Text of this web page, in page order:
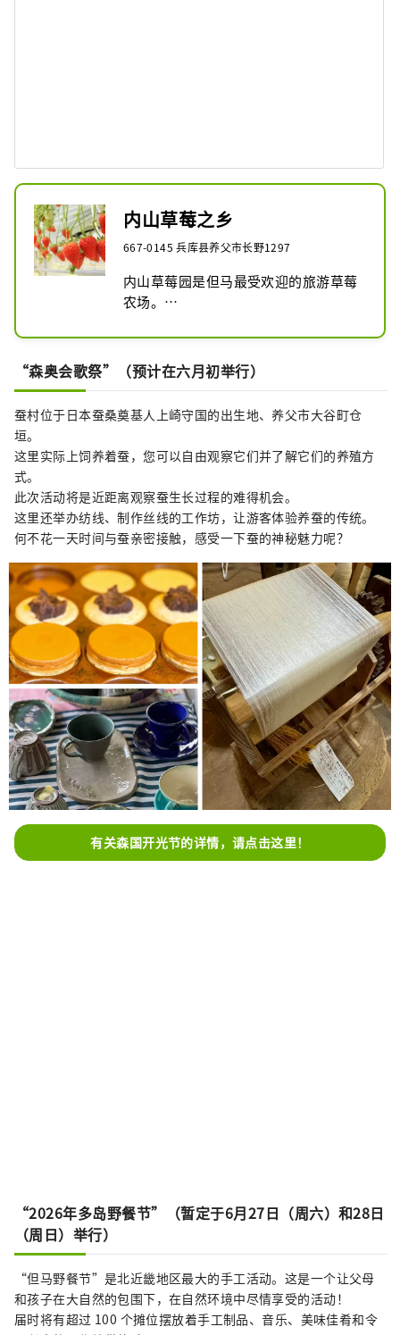
内山草莓之乡
667-0145 兵库县养父市长野1297
内山草莓园是但马最受欢迎的旅游草莓
农场。
的环境中舒适地享受采摘草莓的乐趣！
所栽培的草莓为“章姬”品种，味道甜
美多汁，被称为“草莓之王”。
椅使用者通行。
与您心爱的狗狗一起享受这个体验！
[体验菜单] 草莓采摘体验（附炼乳、40
分钟畅吃） ※需预约
“森奥会歌祭”（预计在六月初举行）
蚕村位于日本蚕桑奠基人上崎守国的出生地、养父市大谷町仓
垣。
这里实际上饲养着蚕，您可以自由观察它们并了解它们的养殖方
式。
此次活动将是近距离观察蚕生长过程的难得机会。
这里还举办纺线、制作丝线的工作坊，让游客体验养蚕的传统。
何不花一天时间与蚕亲密接触，感受一下蚕的神秘魅力呢？
有关森国开光节的详情，请点击这里！
“2026年多岛野餐节”（暂定于6月27日（周六）和28日
（周日）举行）
“但马野餐节”是北近畿地区最大的手工活动。这是一个让父母
和孩子在大自然的包围下，在自然环境中尽情享受的活动！
届时将有超过 100 个摊位摆放着手工制品、音乐、美味佳肴和令